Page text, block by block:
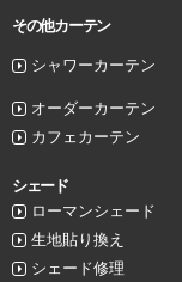
その他カーテン
シャワーカーテン
オーダーカーテン
カフェカーテン
シェード
ローマンシェード
生地貼り換え
シェード修理